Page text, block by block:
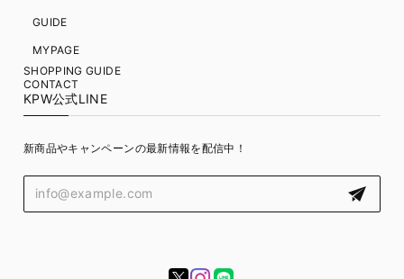
GUIDE
MYPAGE
SHOPPING GUIDE
CONTACT
KPW公式LINE
新商品やキャンペーンの最新情報を配信中！